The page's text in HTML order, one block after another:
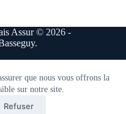
que nous vous offrons la
sur notre site.
Refuser
Assur© 2026 -
.
de confidentialité